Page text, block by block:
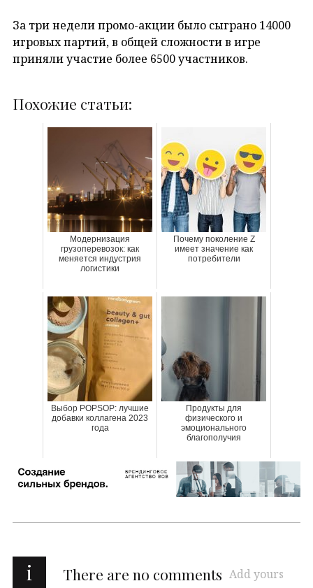
За три недели промо-акции было сыграно 14000
игровых партий, в общей сложности в игре
приняли участие более 6500 участников.
Похожие статьи:
Модернизация
грузоперевозок: как
меняется индустрия
логистики
Почему поколение Z
имеет значение как
потребители
Выбор POPSOP: лучшие
добавки коллагена 2023
года
Продукты для
физического и
эмоционального
благополучия
i There are no comments Add yours